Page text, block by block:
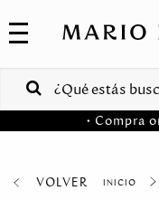
COLECCIONES
VENTAS
CORPORATIVAS
• Compra
VOLVER